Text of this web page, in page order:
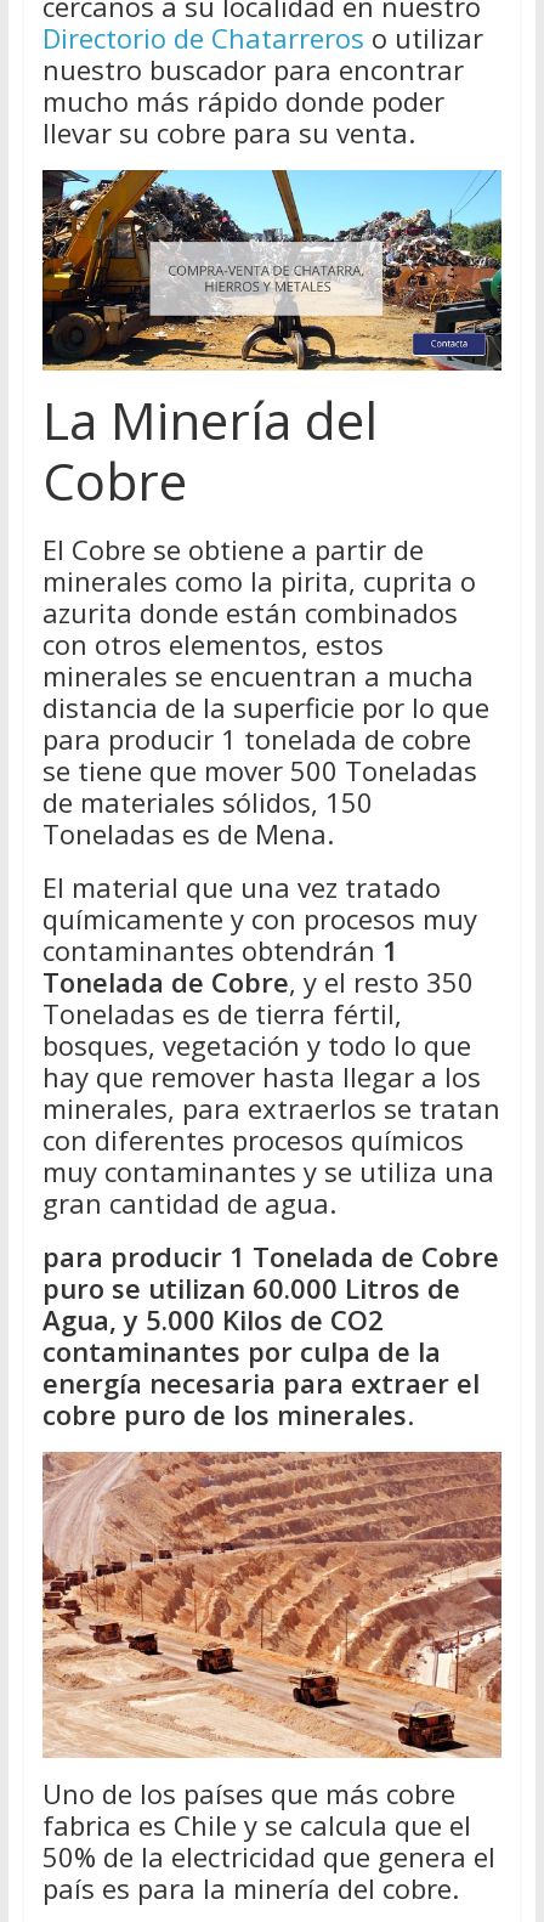
Directorio de Chatarreros o utilizar
nuestro buscador para encontrar
mucho más rápido donde poder
llevar su cobre para su venta.
La Minería del
Cobre
El Cobre se obtiene a partir de
minerales como la pirita, cuprita o
azurita donde están combinados
con otros elementos, estos
minerales se encuentran a mucha
distancia de la superficie por lo que
para producir 1 tonelada de cobre
se tiene que mover 500 Toneladas
de materiales sólidos, 150
Toneladas es de Mena.
El material que una vez tratado
químicamente y con procesos muy
contaminantes obtendrán 1
Tonelada de Cobre, y el resto 350
Toneladas es de tierra fértil,
bosques, vegetación y todo lo que
hay que remover hasta llegar a los
minerales, para extraerlos se tratan
con diferentes procesos químicos
muy contaminantes y se utiliza una
gran cantidad de agua.
para producir 1 Tonelada de Cobre
puro se utilizan 60.000 Litros de
Agua, y 5.000 Kilos de CO2
contaminantes por culpa de la
energía necesaria para extraer el
cobre puro de los minerales.
Uno de los países que más cobre
fabrica es Chile y se calcula que el
50% de la electricidad que genera el
país es para la minería del cobre.